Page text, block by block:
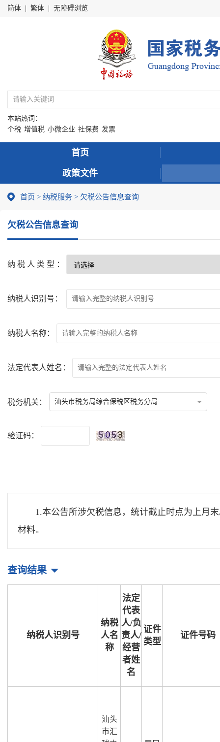
简体 繁体 无障碍浏览
本站热词：
个税 增值税 小微企业 社保费 发票
首页
政策文件
首页 > 纳税服务 > 欠税公告信息查询
欠税公告信息查询
纳税人类型：
纳税人识别号：
纳税人名称：
法定代表人姓名：
税务机关： 汕头市税务局综合保税区税务分局
验证码：
1.本公告所涉欠税信息，统计截止时点为上月
材料。
查询结果
纳税人识别号
纳税
人名
称
法定
代表
人/负
责人/
经营
者姓
名
证件
类型
证件号码
汕头
市汇